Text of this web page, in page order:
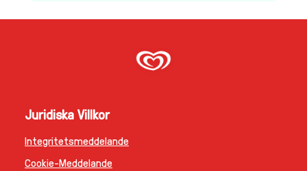
Juridiska Villkor
Integritetsmeddelande
Ändra Inställningarna